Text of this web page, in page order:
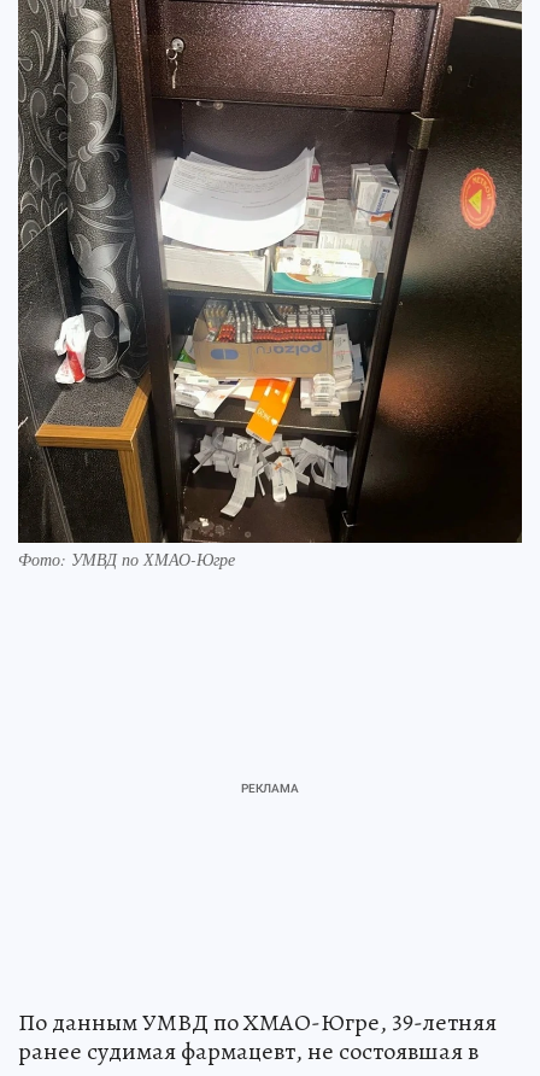
Фото: УМВД по ХМАО-Югре
По данным УМВД по ХМАО-Югре, 39-летняя
ранее судимая фармацевт, не состоявшая в